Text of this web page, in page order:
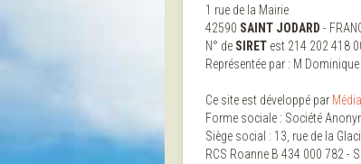
1 rue de la Mairie
42590 SAINT JODARD -
N° de SIRET est 214 202 418
Représentée par : M Dominique
Ce site est développé par
Forme sociale : Société
Siège social : 13, rue de la
RCS Roanne B 434 000 782 -